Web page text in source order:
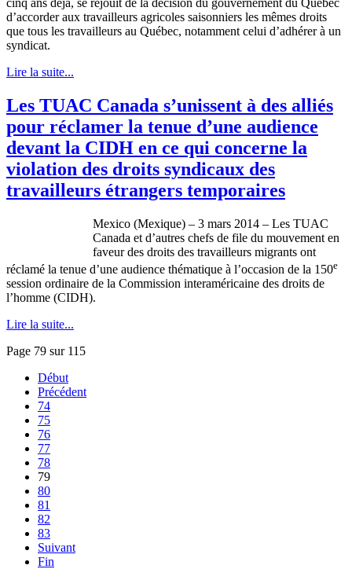
d’accorder aux travailleurs agricoles saisonniers les mêmes droits
que tous les travailleurs au Québec, notamment celui d’adhérer à un
syndicat.
Lire la suite...
Les TUAC Canada s’unissent à des alliés
pour réclamer la tenue d’une audience
devant la CIDH en ce qui concerne la
violation des droits syndicaux des
travailleurs étrangers temporaires
Mexico (Mexique) – 3 mars 2014 – Les TUAC
Canada et d’autres chefs de file du mouvement en
faveur des droits des travailleurs migrants ont
réclamé la tenue d’une audience thématique à l’occasion de la 150e
session ordinaire de la Commission interaméricaine des droits de
l’homme (CIDH).
Lire la suite...
Page 79 sur 115
Début
Précédent
74
75
76
77
78
79
80
81
82
83
Suivant
Fin